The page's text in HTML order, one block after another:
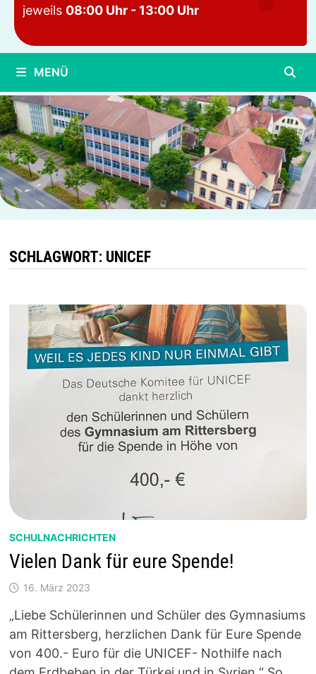
jeweils 08:00 Uhr - 13:00 Uhr
MENÜ
SCHLAGWORT: UNICEF
SCHULNACHRICHTEN
Vielen Dank für eure Spende!
16. März 2023
„Liebe Schülerinnen und Schüler des Gymnasiums
am Rittersberg, herzlichen Dank für Eure Spende
von 400.- Euro für die UNICEF- Nothilfe nach